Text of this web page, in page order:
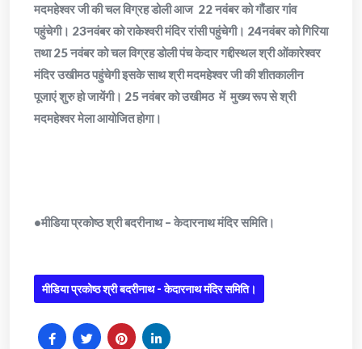
मदमहेश्वर जी की चल विग्रह डोली आज 22 नवंबर को गौंडार गांव
पहुंचेगी। 23नवंबर को राकेश्वरी मंदिर रांसी पहुंचेगी। 24नवंबर को गिरिया
तथा 25 नवंबर को चल विग्रह डोली पंच केदार गद्दीस्थल श्री ओंकारेश्वर
मंदिर उखीमठ पहुंचेगी इसके साथ श्री मदमहेश्वर जी की शीतकालीन
पूजाएं शुरु हो जायेंगी। 25 नवंबर को उखीमठ में मुख्य रूप से श्री
मदमहेश्वर मेला आयोजित होगा।
•मीडिया प्रकोष्ठ श्री बदरीनाथ – केदारनाथ मंदिर समिति।
मीडिया प्रकोष्ठ श्री बदरीनाथ - केदारनाथ मंदिर समिति।